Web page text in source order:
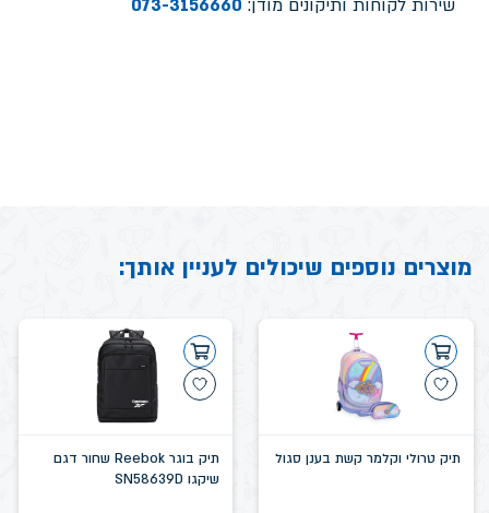
שירות לקוחות ותיקונים מודן: 073-3156660
מוצרים נוספים שיכולים לעניין אותך:
תיק טרולי וקלמר קשת בענן סגול
תיק בוגר Reebok שחור דגם
שיקגו SN58639D